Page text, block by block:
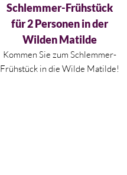
Aktueller Preis ist: 20,00 €.
Schlemmer-Frühstück
für 2 Personen in der
Wilden Matilde
Kommen Sie zum Schlemmer-
Frühstück in die Wilde Matilde!